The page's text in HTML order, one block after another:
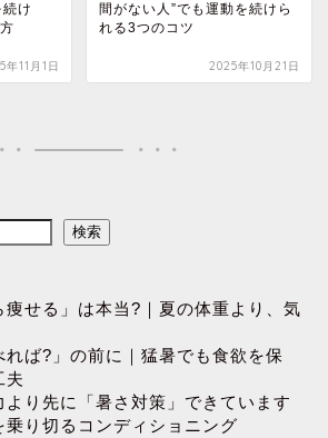
け
年11月1日
間がない人”でも運動を続けら
れる3つのコツ
2025年10月21日
検索
痩せる」は本当?｜夏の体重より、気
れば?」の前に｜猛暑でも食欲を保
夫
り先に「暑さ対策」できています
り切るコンディショニング